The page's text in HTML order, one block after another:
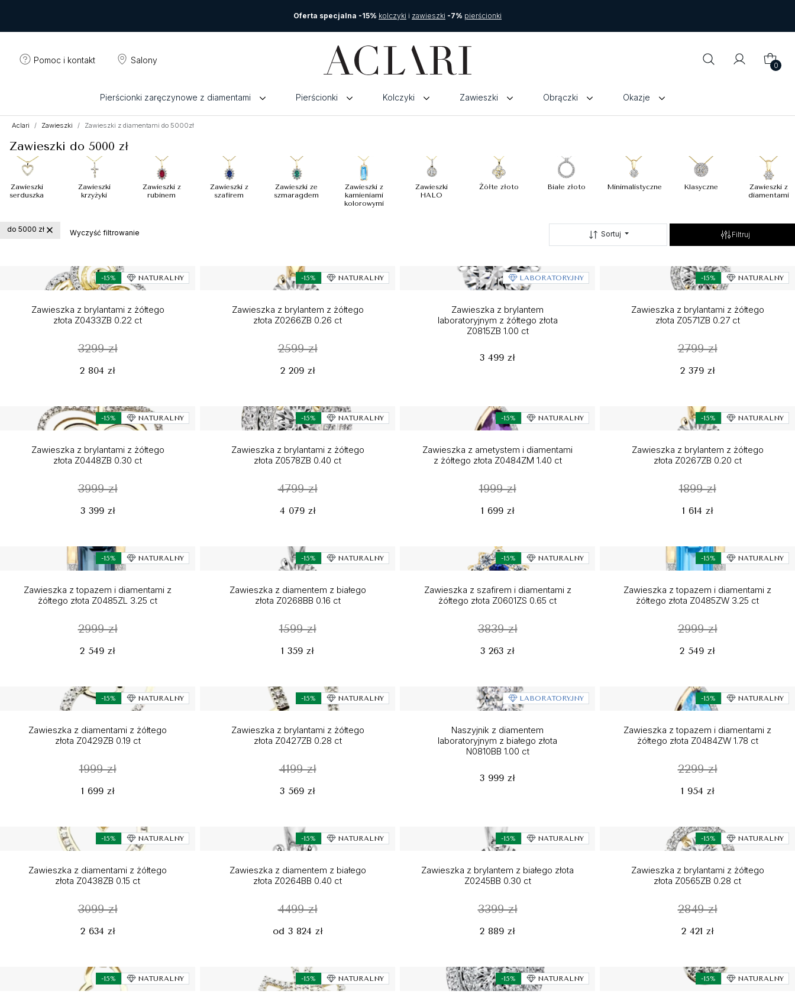
Oferta specjalna -15% kolczyki i zawieszki -7% pierścionki
Pomoc i kontakt Salony
0
Pierścionki zaręczynowe z diamentami Pierścionki Kolczyki Zawieszki Obrączki Okazje
Aclari Zawieszki Zawieszki z diamentami do 5000zł
Zawieszki do 5000 zł
Zawieszki
serduszka
Zawieszki
krzyżyki
Zawieszki z
rubinem
Zawieszki z
szafirem
Zawieszki ze
szmaragdem
Zawieszki z
kamieniami
kolorowymi
Zawieszki
HALO
Żółte złoto Białe złoto Minimalistyczne Klasyczne
Zawieszki z
diamentami
do 5000 zł Wyczyść filtrowanie Sortuj Filtruj
-15% NATURALNY
Zawieszka z brylantami z żółtego
złota Z0433ZB 0.22 ct
3299 zł
2 804 zł
-15% NATURALNY
Zawieszka z brylantem z żółtego
złota Z0266ZB 0.26 ct
2599 zł
2 209 zł
LABORATORYJNY
Zawieszka z brylantem
laboratoryjnym z żółtego złota
Z0815ZB 1.00 ct
3 499 zł
-15% NATURALNY
Zawieszka z brylantami z żółtego
złota Z0571ZB 0.27 ct
2799 zł
2 379 zł
-15% NATURALNY
Zawieszka z brylantami z żółtego
złota Z0448ZB 0.30 ct
3999 zł
3 399 zł
-15% NATURALNY
Zawieszka z brylantami z żółtego
złota Z0578ZB 0.40 ct
4799 zł
4 079 zł
-15% NATURALNY
Zawieszka z ametystem i diamentami
z żółtego złota Z0484ZM 1.40 ct
1999 zł
1 699 zł
-15% NATURALNY
Zawieszka z brylantem z żółtego
złota Z0267ZB 0.20 ct
1899 zł
1 614 zł
-15% NATURALNY
Zawieszka z topazem i diamentami z
żółtego złota Z0485ZL 3.25 ct
2999 zł
2 549 zł
-15% NATURALNY
Zawieszka z diamentem z białego
złota Z0268BB 0.16 ct
1599 zł
1 359 zł
-15% NATURALNY
Zawieszka z szafirem i diamentami z
żółtego złota Z0601ZS 0.65 ct
3839 zł
3 263 zł
-15% NATURALNY
Zawieszka z topazem i diamentami z
żółtego złota Z0485ZW 3.25 ct
2999 zł
2 549 zł
-15% NATURALNY
Zawieszka z diamentami z żółtego
złota Z0429ZB 0.19 ct
1999 zł
1 699 zł
-15% NATURALNY
Zawieszka z brylantami z żółtego
złota Z0427ZB 0.28 ct
4199 zł
3 569 zł
LABORATORYJNY
Naszyjnik z diamentem
laboratoryjnym z białego złota
N0810BB 1.00 ct
3 999 zł
-15% NATURALNY
Zawieszka z topazem i diamentami z
żółtego złota Z0484ZW 1.78 ct
2299 zł
1 954 zł
-15% NATURALNY
Zawieszka z diamentami z żółtego
złota Z0438ZB 0.15 ct
3099 zł
2 634 zł
-15% NATURALNY
Zawieszka z diamentem z białego
złota Z0264BB 0.40 ct
4499 zł
od 3 824 zł
-15% NATURALNY
Zawieszka z brylantem z białego złota
Z0245BB 0.30 ct
3399 zł
2 889 zł
-15% NATURALNY
Zawieszka z brylantami z żółtego
złota Z0565ZB 0.28 ct
2849 zł
2 421 zł
-15% NATURALNY -15% NATURALNY -15% NATURALNY -15% NATURALNY